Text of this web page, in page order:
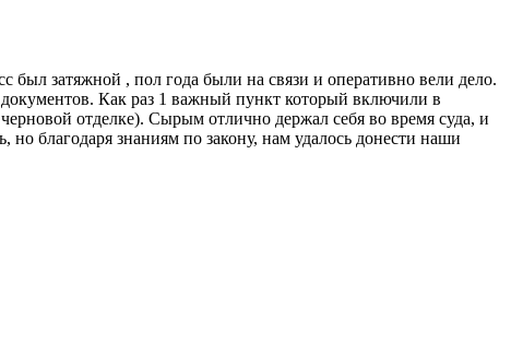
затяжной , пол года были на связи и оперативно вели дело.
Как раз 1 важный пункт который включили в
отделке). Сырым отлично держал себя во время суда, и
благодаря знаниям по закону, нам удалось донести наши